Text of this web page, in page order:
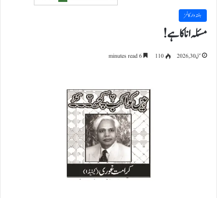
ہفتہ وار کالمز
مسئلہ انا کا ہے !
مئی 30, 2026 110